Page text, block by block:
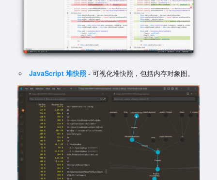
JavaScript 堆快照 - 可视化堆快照，包括内存对象图。